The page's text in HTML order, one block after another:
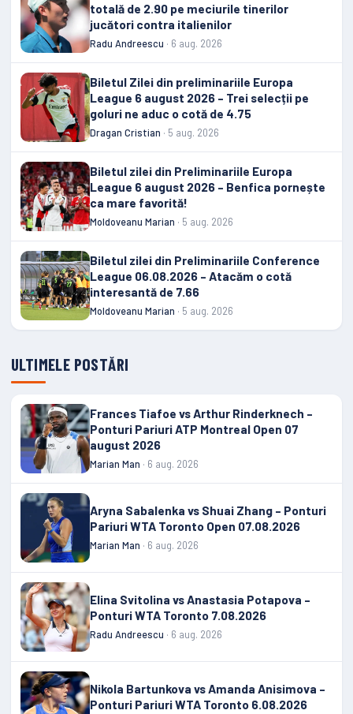
totală de 2.90 pe meciurile tinerilor
jucători contra italienilor
Radu Andreescu · 6 aug. 2026
Biletul Zilei din preliminariile Europa
League 6 august 2026 – Trei selecții pe
goluri ne aduc o cotă de 4.75
Dragan Cristian · 5 aug. 2026
Biletul zilei din Preliminariile Europa
League 6 august 2026 – Benfica pornește
ca mare favorită!
Moldoveanu Marian · 5 aug. 2026
Biletul zilei din Preliminariile Conference
League 06.08.2026 – Atacăm o cotă
interesantă de 7.66
Moldoveanu Marian · 5 aug. 2026
ULTIMELE POSTĂRI
Frances Tiafoe vs Arthur Rinderknech –
Ponturi Pariuri ATP Montreal Open 07
august 2026
Marian Man · 6 aug. 2026
Aryna Sabalenka vs Shuai Zhang – Ponturi
Pariuri WTA Toronto Open 07.08.2026
Marian Man · 6 aug. 2026
Elina Svitolina vs Anastasia Potapova –
Ponturi WTA Toronto 7.08.2026
Radu Andreescu · 6 aug. 2026
Nikola Bartunkova vs Amanda Anisimova –
Ponturi Pariuri WTA Toronto 6.08.2026